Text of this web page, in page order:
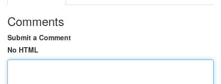
Comments
Submit a Comment
No HTML